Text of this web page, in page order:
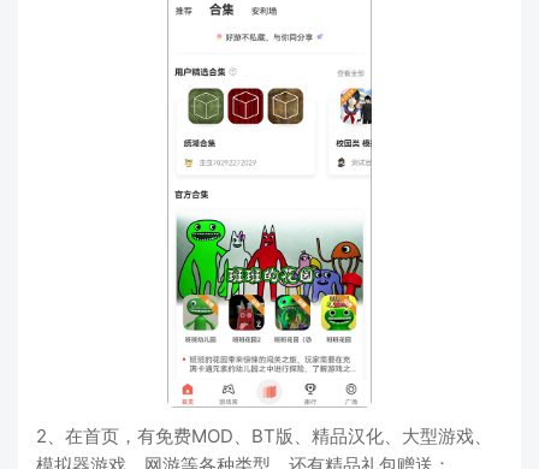
2、在首页，有免费MOD、BT版、精品汉化、大型游戏、